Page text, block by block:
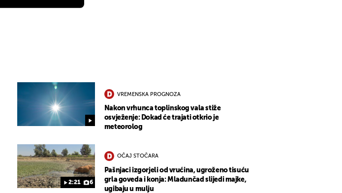
VREMENSKA PROGNOZA
Nakon vrhunca toplinskog vala stiže
osvježenje: Dokad će trajati otkrio je
meteorolog
2:21 6
OČAJ STOČARA
Pašnjaci izgorjeli od vrućina, ugroženo tisuću
grla goveda i konja: Mladunčad slijedi majke,
ugibaju u mulju